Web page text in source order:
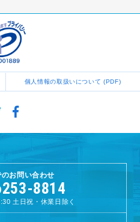
個人情報の取扱いについて (PDF)
お問い合わせ
8814
土日祝・休業日除く